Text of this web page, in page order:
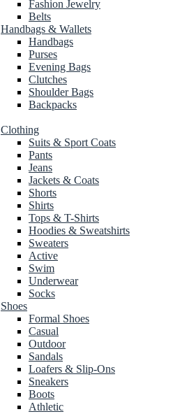
Fashion Jewelry
Belts
Handbags & Wallets
Handbags
Purses
Evening Bags
Clutches
Shoulder Bags
Backpacks
Clothing
Suits & Sport Coats
Pants
Jeans
Jackets & Coats
Shorts
Shirts
Tops & T-Shirts
Hoodies & Sweatshirts
Sweaters
Active
Swim
Underwear
Socks
Shoes
Formal Shoes
Casual
Outdoor
Sandals
Loafers & Slip-Ons
Sneakers
Boots
Athletic